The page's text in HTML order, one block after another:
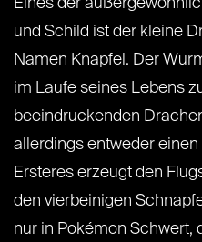
Eines der
und Schild ist der kleine
Namen Knapfel. Der
im Laufe seines Lebens
beeindruckenden
allerdings entweder
Ersteres erzeugt den
den vierbeinigen
nur in Pokémon Schwert,